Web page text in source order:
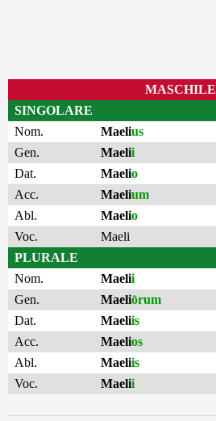
MASCHILE
SINGOLARE
Nom.
Maelius
Gen.
Maelii
Dat.
Maelio
Acc.
Maelium
Abl.
Maelio
Voc.
Maeli
PLURALE
Nom.
Maelii
Gen.
Maeliōrum
Dat.
Maeliis
Acc.
Maelios
Abl.
Maeliis
Voc.
Maelii